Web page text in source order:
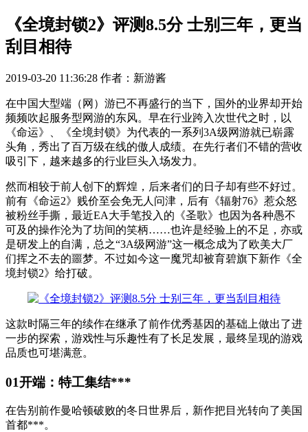
《全境封锁2》评测8.5分 士别三年，更当
刮目相待
2019-03-20 11:36:28 作者：新游酱
在中国大型端（网）游已不再盛行的当下，国外的业界却开始
频频吹起服务型网游的东风。早在行业跨入次世代之时，以
《命运》、《全境封锁》为代表的一系列3A级网游就已崭露
头角，秀出了百万级在线的傲人成绩。在先行者们不错的营收
吸引下，越来越多的行业巨头入场发力。
然而相较于前人创下的辉煌，后来者们的日子却有些不好过。
前有《命运2》贱价至会免无人问津，后有《辐射76》惹众怒
被粉丝手撕，最近EA大手笔投入的《圣歌》也因为各种愚不
可及的操作沦为了坊间的笑柄……也许是经验上的不足，亦或
是研发上的自满，总之“3A级网游”这一概念成为了欧美大厂
们挥之不去的噩梦。不过如今这一魔咒却被育碧旗下新作《全
境封锁2》给打破。
这款时隔三年的续作在继承了前作优秀基因的基础上做出了进
一步的探索，游戏性与乐趣性有了长足发展，最终呈现的游戏
品质也可堪满意。
01开端：特工集结***
在告别前作曼哈顿破败的冬日世界后，新作把目光转向了美国
首都***。